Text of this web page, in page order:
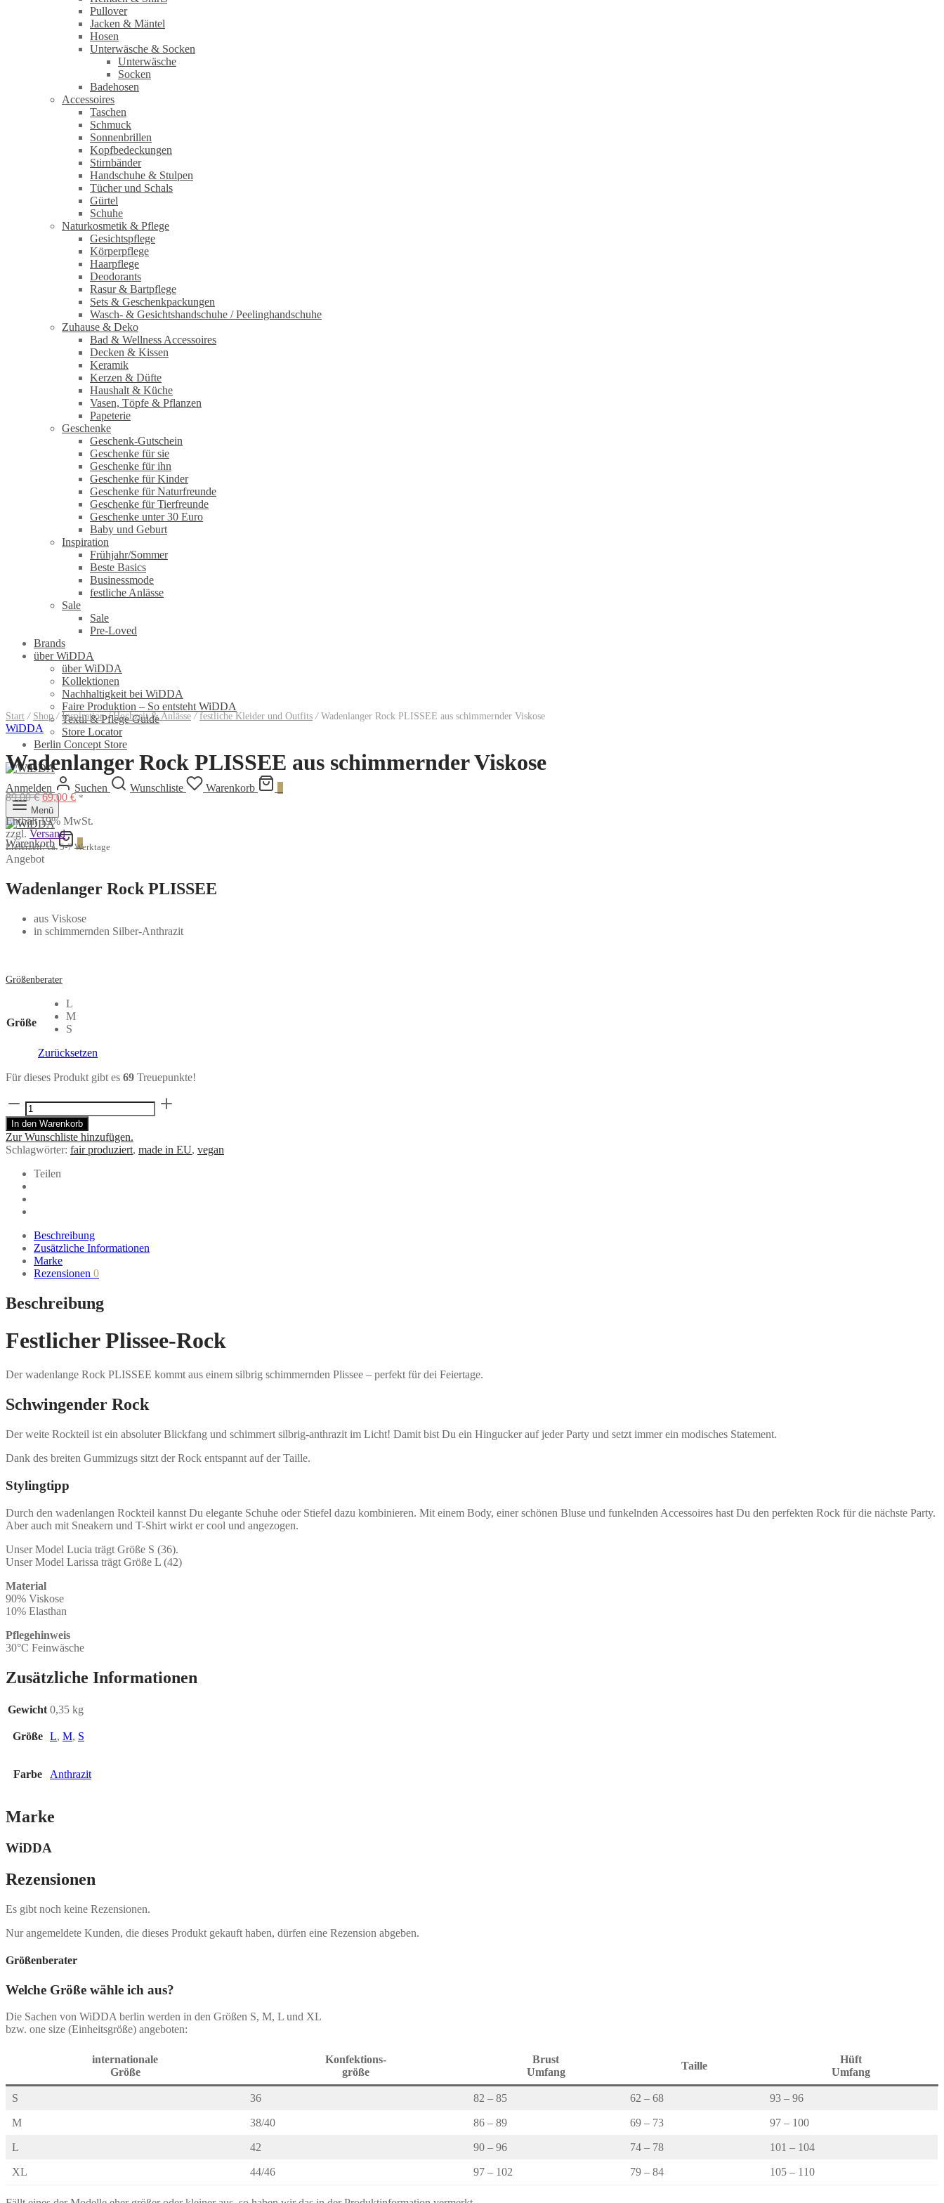
Pullover
Jacken & Mäntel
Hosen
Unterwäsche & Socken
Unterwäsche
Socken
Badehosen
Accessoires
Taschen
Schmuck
Sonnenbrillen
Kopfbedeckungen
Stirnbänder
Handschuhe & Stulpen
Tücher und Schals
Gürtel
Schuhe
Naturkosmetik & Pflege
Gesichtspflege
Körperpflege
Haarpflege
Deodorants
Rasur & Bartpflege
Sets & Geschenkpackungen
Wasch‑ & Gesichtshandschuhe / Peelinghandschuhe
Zuhause & Deko
Bad & Wellness Accessoires
Decken & Kissen
Keramik
Kerzen & Düfte
Haushalt & Küche
Vasen, Töpfe & Pflanzen
Papeterie
Geschenke
Geschenk-Gutschein
Geschenke für sie
Geschenke für ihn
Geschenke für Kinder
Geschenke für Naturfreunde
Geschenke für Tierfreunde
Geschenke unter 30 Euro
Baby und Geburt
Inspiration
Frühjahr/Sommer
Beste Basics
Businessmode
festliche Anlässe
Sale
Sale
Pre-Loved
Brands
über WiDDA
über WiDDA
Kollektionen
Nachhaltigkeit bei WiDDA
Faire Produktion – So entsteht WiDDA
Textil & Pflege Guide
Store Locator
Berlin Concept Store
Anmelden Suchen Wunschliste Warenkorb
Menü
Warenkorb 0
Start / Shop / Inspiration / Hochzeit & Anlässe / festliche Kleider und Outfits /Wadenlanger Rock PLISSEE aus schimmernder Viskose
WiDDA
Wadenlanger Rock PLISSEE aus schimmernder Viskose
89,00€Ursprünglicher
Preis
war:
89,00 €
69,00 €Aktueller
ist:
*
Enthält 19% MwSt.
zzgl. Versand
Lieferzeit: ca. 5-7 Werktage
Angebot
Wadenlanger Rock PLISSEE
aus Viskose
in schimmernden Silber-Anthrazit
Größenberater
Größe
L
M
S
Zurücksetzen
Für dieses Produkt gibt es 69 Treuepunkte!
Wadenlanger
Rock
PLISSEE
aus
schimmernder
Menge
In den Warenkorb
Zur Wunschliste hinzufügen.
Schlagwörter: fair produziert, made in EU, vegan
Teilen
Beschreibung
Zusätzliche Informationen
Marke
Rezensionen 0
Beschreibung
Festlicher Plissee-Rock
Der wadenlange Rock PLISSEE kommt aus einem silbrig schimmernden Plissee – perfekt für dei Feiertage.
Schwingender Rock
Der weite Rockteil ist ein absoluter Blickfang und schimmert silbrig-anthrazit im Licht! Damit bist Du ein Hingucker auf jeder Party und setzt immer ein modisches Statement.
Dank des breiten Gummizugs sitzt der Rock entspannt auf der Taille.
Stylingtipp
Durch den wadenlangen Rockteil kannst Du elegante Schuhe oder Stiefel dazu kombinieren. Mit einem Body, einer schönen Bluse und funkelnden Accessoires hast Du den perfekten Rock für die nächste Party.
Aber auch mit Sneakern und T-Shirt wirkt er cool und angezogen.
Unser Model Lucia trägt Größe S (36).
Unser Model Larissa trägt Größe L (42)
Material
90% Viskose
10% Elasthan
Pflegehinweis
30°C Feinwäsche
Zusätzliche Informationen
Gewicht 0,35 kg
Größe L, M, S
Farbe Anthrazit
Marke
WiDDA
Rezensionen
Es gibt noch keine Rezensionen.
Nur angemeldete Kunden, die dieses Produkt gekauft haben, dürfen eine Rezension abgeben.
Größenberater
Welche Größe wähle ich aus?
Die Sachen von WiDDA berlin werden in den Größen S, M, L und XL
bzw. one size (Einheitsgröße) angeboten:
internationale
Größe
Konfektions-
größe
Brust
Umfang
Taille
Hüft
Umfang
S 36 82 – 85 62 – 68 93 – 96
M 38/40 86 – 89 69 – 73 97 – 100
L 42 90 – 96 74 – 78 101 – 104
XL 44/46 97 – 102 79 – 84 105 – 110